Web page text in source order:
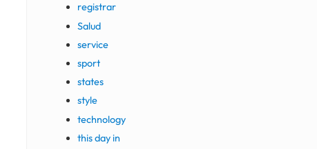
registrar
Salud
service
sport
states
style
technology
this day in